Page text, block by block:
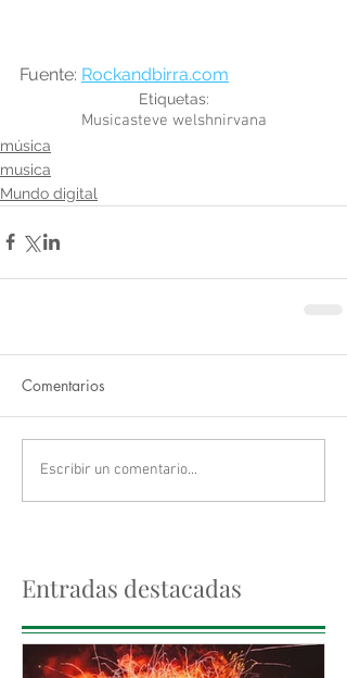
Fuente: Rockandbirra.com
Etiquetas:
Musicasteve welshnirvana
música
musica
Mundo digital
Comentarios
Escribir un comentario...
Entradas destacadas